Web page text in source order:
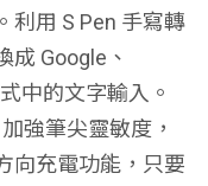
利用 S Pen 手寫轉
成 Google、
中的文字輸入。
強筆尖靈敏度，
向充電功能，只要